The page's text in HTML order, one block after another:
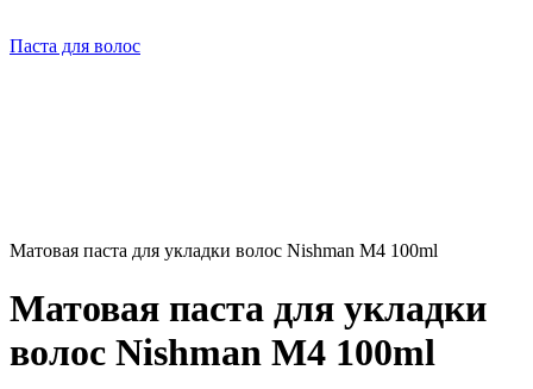
Паста для волос
Матовая паста для укладки волос Nishman М4 100ml
Матовая паста для укладки
волос Nishman М4 100ml